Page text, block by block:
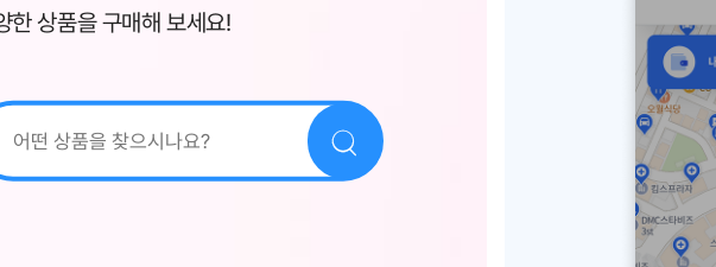
한 상품을 구매해 보세요!